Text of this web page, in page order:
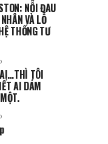
NỖI ĐAU
VÀ LỖ
THỐNG TƯ
TÔI
AI DÁM